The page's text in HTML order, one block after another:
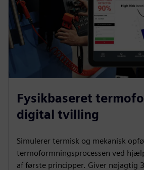
Fysikbaseret
digital tvilling
Simulerer termisk og mekanisk
termoformningsprocessen ved
af første principper. Giver nøjagtig